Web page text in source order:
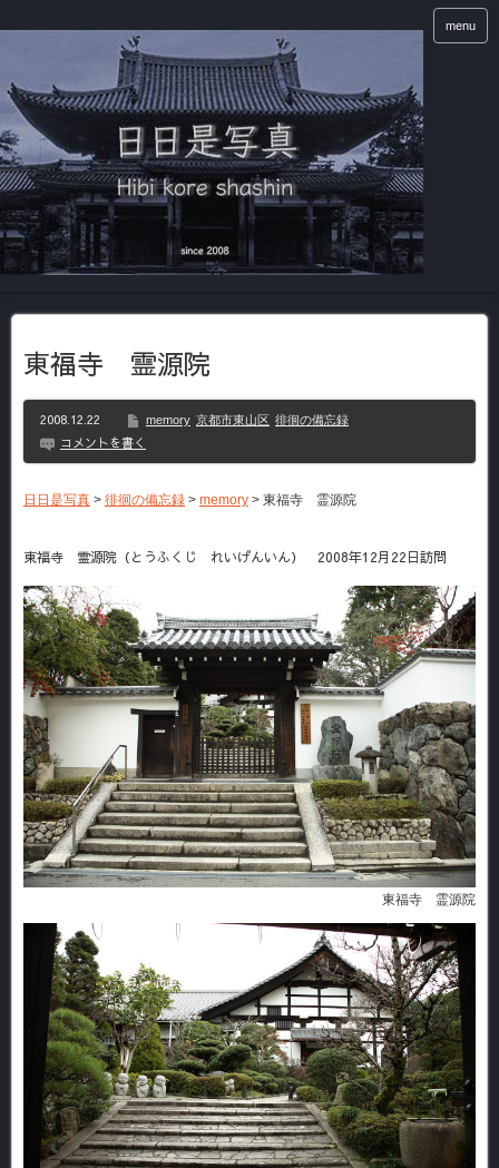
menu
東福寺 霊源院
2008.12.22 memory 京都市東山区 徘徊の備忘録
コメントを書く
日日是写真 > 徘徊の備忘録 > memory > 東福寺 霊源院
東福寺 霊源院（とうふくじ れいげんいん） 2008年12月22日訪問
東福寺 霊源院